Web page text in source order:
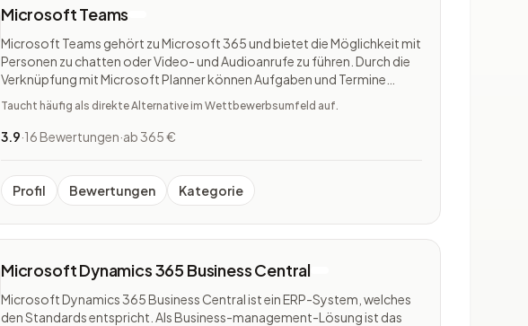
Microsoft Teams
Microsoft Teams gehört zu Microsoft 365 und bietet die Möglichkeit mit
Personen zu chatten oder Video- und Audioanrufe zu führen. Durch die
Verknüpfung mit Microsoft Planner können Aufgaben und Termine
erstellt werden, diese können daraufhin Personen zugeordnet und mit
Dateien gefüllt werden. Die Nu
Taucht häufig als direkte Alternative im Wettbewerbsumfeld auf.
3.9·16 Bewertungen·ab 365 €
Profil Bewertungen Kategorie
Microsoft Dynamics 365 Business Central
Microsoft Dynamics 365 Business Central ist ein ERP-System, welches
den Standards entspricht. Als Business-management-Lösung ist das